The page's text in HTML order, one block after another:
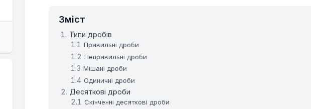
Зміст
Типи дробів
Правильні дроби
Неправильні дроби
Мішані дроби
Одиничні дроби
Десяткові дроби
Скінченні десяткові дроби